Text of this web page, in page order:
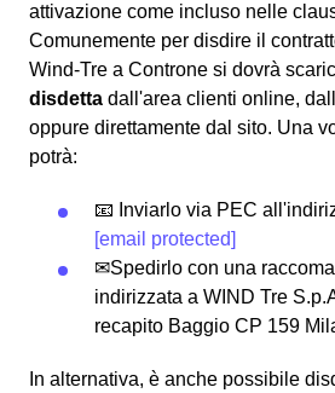
attivazione come incluso nelle
Comunemente per disdire il
Wind-Tre a Controne si dovrà
disdetta dall'area clienti online,
oppure direttamente dal sito. Una
potrà:
📧 Inviarlo via PEC
[email protected]
✉Spedirlo con una
indirizzata a WIND Tre
recapito Baggio CP 159
In alternativa, è anche possibile